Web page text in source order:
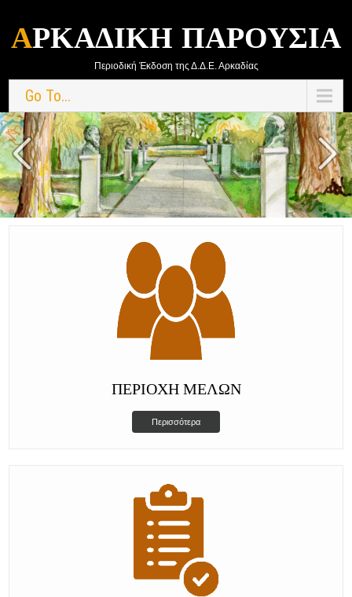
ΑΡΚΑΔΙΚΉ ΠΑΡΟΥΣΊΑ
Περιοδική Έκδοση της Δ.Δ.Ε. Αρκαδίας
Go To...
ΠΕΡΙΟΧΗ ΜΕΛΩΝ
Περισσότερα